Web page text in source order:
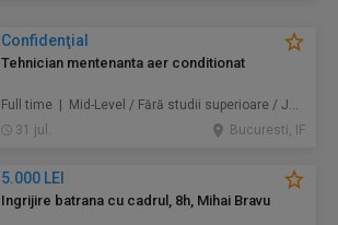
Confidenţial
Tehnician mentenanta aer conditionat
Full time | Mid-Level / Fără studii superioare / Junior/Entry Level | Mentenanță / Instalații
31 jul.
Bucuresti, IF
5.000 LEI
Ingrijire batrana cu cadrul, 8h, Mihai Bravu